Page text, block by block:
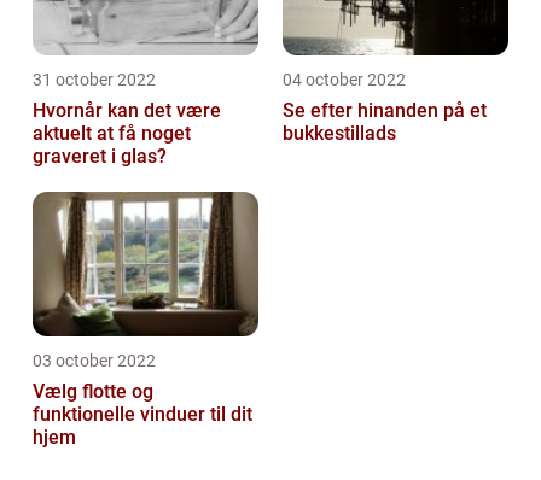
31 october 2022
Hvornår kan det være
aktuelt at få noget
graveret i glas?
04 october 2022
Se efter hinanden på et
bukkestillads
03 october 2022
Vælg flotte og
funktionelle vinduer til dit
hjem